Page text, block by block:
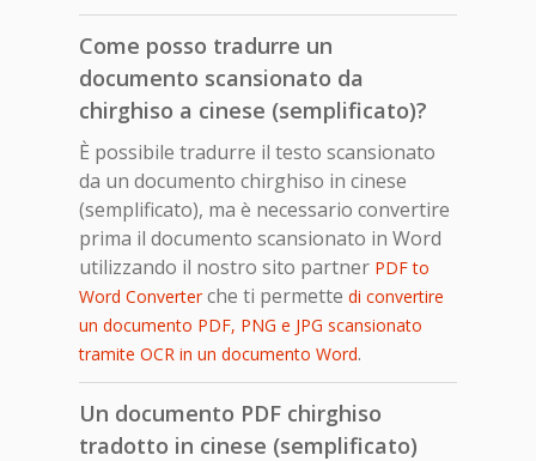
Come posso tradurre un
documento scansionato da
chirghiso a cinese (semplificato)?
È possibile tradurre il testo scansionato
da un documento chirghiso in cinese
(semplificato), ma è necessario convertire
prima il documento scansionato in Word
utilizzando il nostro sito partner PDF to
Word Converterche ti permette di convertire
un documento PDF, PNG e JPG scansionato
tramite OCR in un documento Word.
Un documento PDF chirghiso
tradotto in cinese (semplificato)